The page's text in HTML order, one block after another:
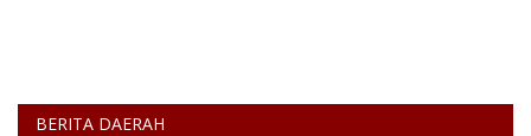
BERITA DAERAH